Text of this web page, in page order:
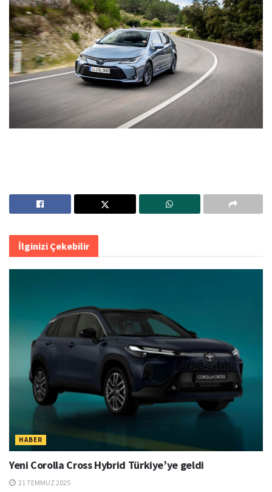
İlginizi Çekebilir
HABER
Yeni Corolla Cross Hybrid Türkiye’ye geldi
21 TEMMUZ 2025